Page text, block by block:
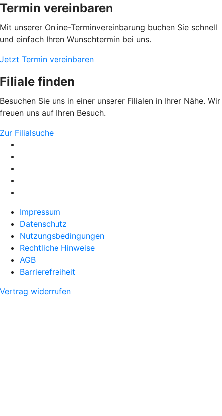
Termin vereinbaren
Mit unserer Online-Terminvereinbarung buchen Sie schnell
und einfach Ihren Wunschtermin bei uns.
Jetzt Termin vereinbaren
Filiale finden
Besuchen Sie uns in einer unserer Filialen in Ihrer Nähe. Wir
freuen uns auf Ihren Besuch.
Zur Filialsuche
Impressum
Datenschutz
Nutzungsbedingungen
Rechtliche Hinweise
AGB
Barrierefreiheit
Vertrag widerrufen